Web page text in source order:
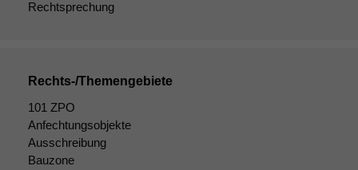
Rechtsprechung
Rechts-/Themengebiete
101 ZPO
Anfechtungsobjekte
Ausschreibung
Bauzone